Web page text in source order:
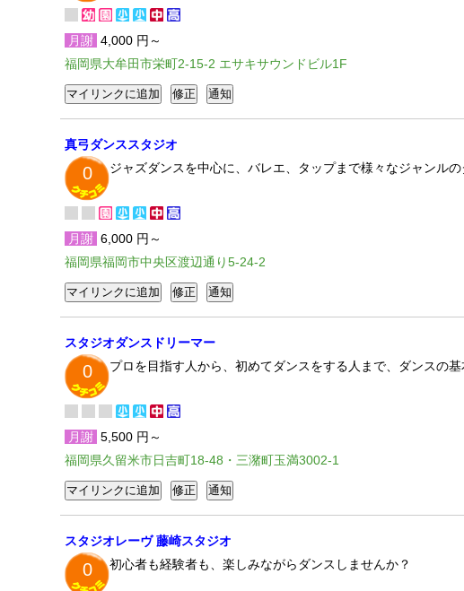
月謝 4,000 円～
福岡県大牟田市栄町2-15-2 エサキサウンドビル1F
真弓ダンススタジオ
0 ジャズダンスを中心に、バレエ、タップまで様々なジャンル
月謝 6,000 円～
福岡県福岡市中央区渡辺通り5-24-2
スタジオダンスドリーマー
0 プロを目指す人から、初めてダンスをする人まで、ダンスの
月謝 5,500 円～
福岡県久留米市日吉町18-48・三潴町玉満3002-1
スタジオレーヴ 藤崎スタジオ
0 初心者も経験者も、楽しみながらダンスしませんか？